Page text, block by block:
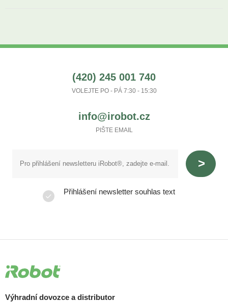
(420) 245 001 740
VOLEJTE PO - PÁ 7:30 - 15:30
info@irobot.cz
PIŠTE EMAIL
Přihlášení newsletter souhlas text
Výhradní dovozce a distributor